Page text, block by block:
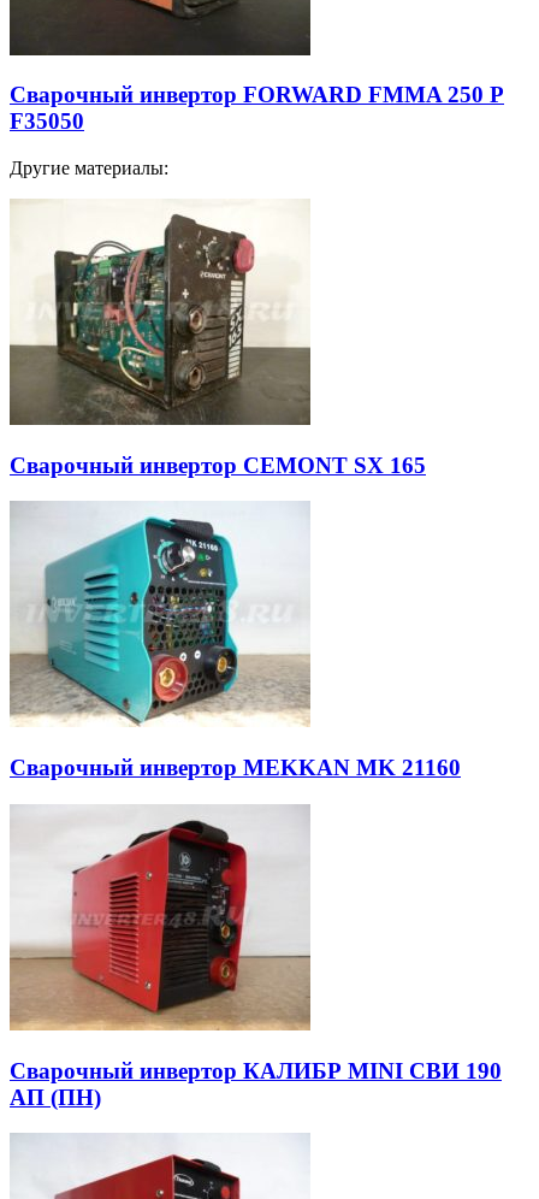
Сварочный инвертор FORWARD FMMA 250 P
F35050
Другие материалы:
Сварочный инвертор CEMONT SX 165
Сварочный инвертор MEKKAN MK 21160
Сварочный инвертор КАЛИБР MINI СВИ 190
АП (ПН)